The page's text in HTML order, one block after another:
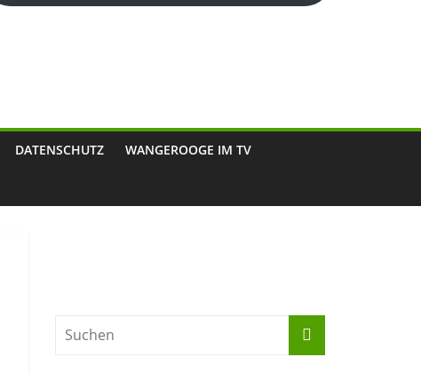
DATENSCHUTZ WANGEROOGE IM TV